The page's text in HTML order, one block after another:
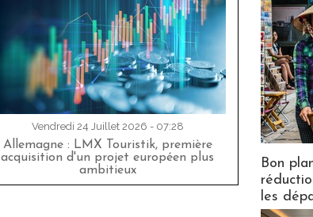
Vendredi 24 Juillet 2026 - 07:28
Allemagne : LMX Touristik, première
acquisition d'un projet européen plus
ambitieux
Bon
les